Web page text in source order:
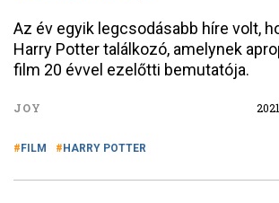
Az év egyik legcsodásabb híre volt,
Harry Potter találkozó, amelynek
film 20 évvel ezelőtti bemutatója.
JOY
FILM HARRY POTTER